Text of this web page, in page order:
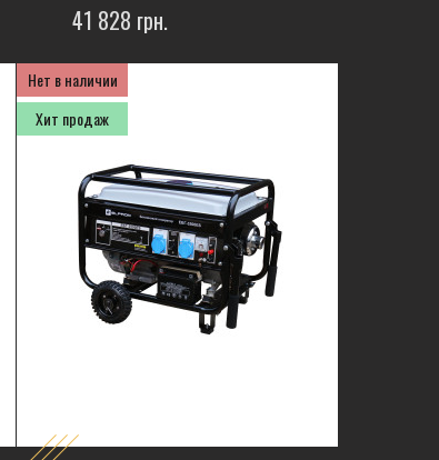
41 828 грн.
Нет в наличии
Хит продаж